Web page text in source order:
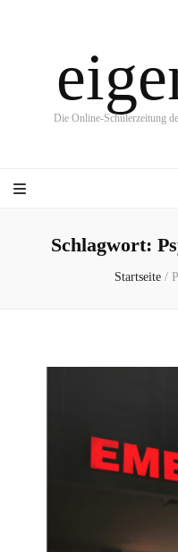
Die Online-Schülerzeitung
Schlagwort:
Startseite /